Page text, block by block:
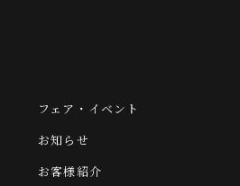
フェア・イベント
お知らせ
お客様紹介